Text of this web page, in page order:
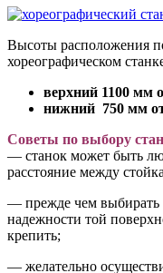
Высоты расположения
хореографическом
верхний 1100 мм
нижний 750 мм
Советы по выбору
— станок может быть
расстояние между
— прежде чем выбирать
надежности той
крепить;
— желательно